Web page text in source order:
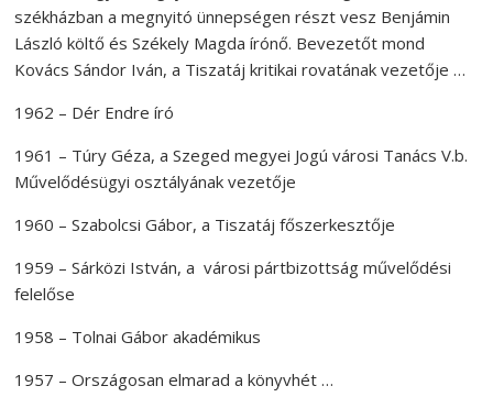
székházban a megnyitó ünnepségen részt vesz Benjámin
László költő és Székely Magda írónő. Bevezetőt mond
Kovács Sándor Iván, a Tiszatáj kritikai rovatának vezetője …
1962 – Dér Endre író
1961 – Túry Géza, a Szeged megyei Jogú városi Tanács V.b.
Művelődésügyi osztályának vezetője
1960 – Szabolcsi Gábor, a Tiszatáj főszerkesztője
1959 – Sárközi István, a városi pártbizottság művelődési
felelőse
1958 – Tolnai Gábor akadémikus
1957 – Országosan elmarad a könyvhét …